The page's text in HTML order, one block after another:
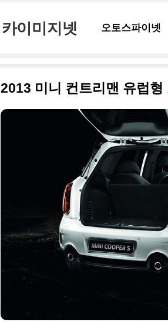
카이미지넷 오토스파이넷
2013 미니 컨트리맨 유럽